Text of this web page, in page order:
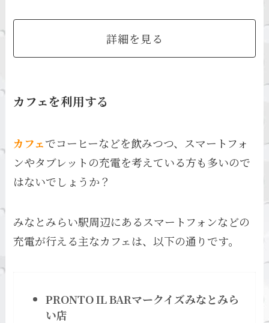
詳細を見る
カフェを利用する
カフェでコーヒーなどを飲みつつ、スマートフォ
ンやタブレットの充電を考えている方も多いので
はないでしょうか？
みなとみらい駅周辺にあるスマートフォンなどの
充電が行える主なカフェは、以下の通りです。
PRONTO IL BARマークイズみなとみら
い店